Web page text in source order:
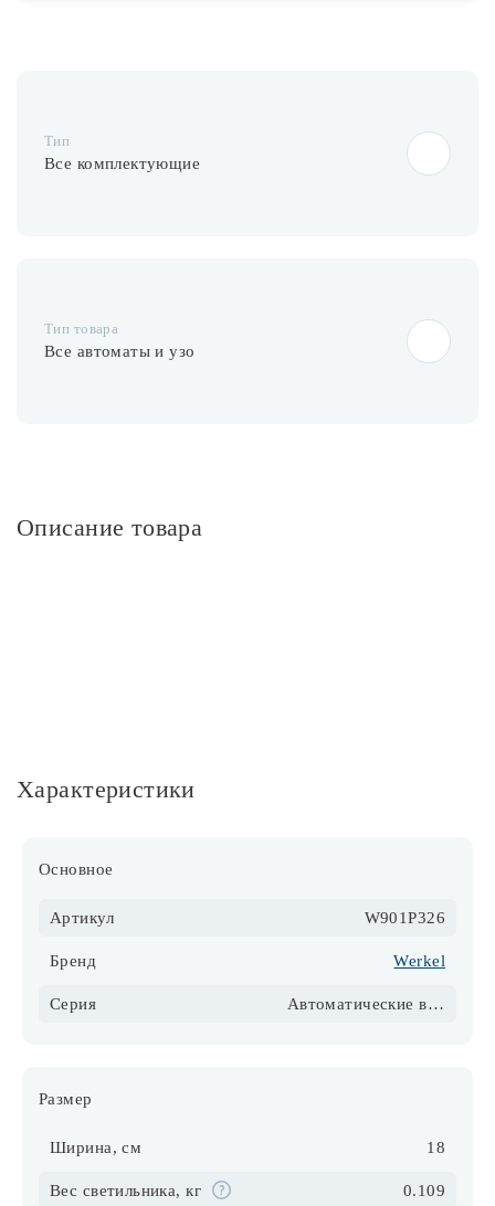
Бренды
Тип
Все комплектующие
Тип товара
Все автоматы и узо
Описание товара
Характеристики
Основное
Артикул W901P326
Бренд Werkel
Серия Автоматические выключатели
Размер
Ширина, см 18
Вес светильника, кг 0.109